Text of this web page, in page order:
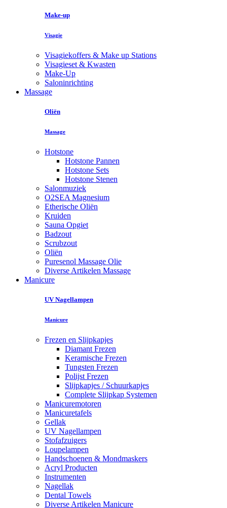
Make-up
Visagie
Visagiekoffers & Make up Stations
Visagieset & Kwasten
Make-Up
Saloninrichting
Massage
Oliën
Massage
Hotstone
Hotstone Pannen
Hotstone Sets
Hotstone Stenen
Salonmuziek
O2SEA Magnesium
Etherische Oliën
Kruiden
Sauna Opgiet
Badzout
Scrubzout
Oliën
Puresenol Massage Olie
Diverse Artikelen Massage
Manicure
UV Nagellampen
Manicure
Frezen en Slijpkapjes
Diamant Frezen
Keramische Frezen
Tungsten Frezen
Polijst Frezen
Slijpkapjes / Schuurkapjes
Complete Slijpkap Systemen
Manicuremotoren
Manicuretafels
Gellak
UV Nagellampen
Stofafzuigers
Loupelampen
Handschoenen & Mondmaskers
Acryl Producten
Instrumenten
Nagellak
Dental Towels
Diverse Artikelen Manicure